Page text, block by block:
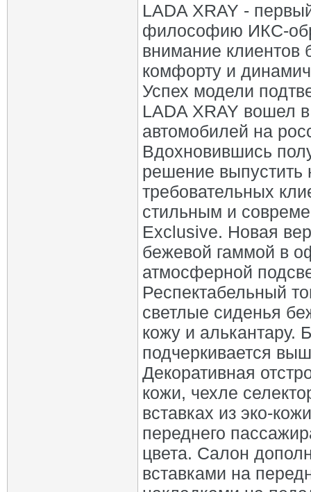
LADA XRAY -
философию ИКС-
внимание клиентов
комфорту и
Успех модели
LADA XRAY вошел
автомобилей на
Вдохновившись
решение
требовательных
стильным и
Exclusive. Новая
бежевой гаммой в
атмосферной
Респектабельный
светлые сиденья
кожу и алькантару.
подчеркивается
Декоративная
кожи, чехле
вставках из эко-
переднего
цвета. Салон
вставками на